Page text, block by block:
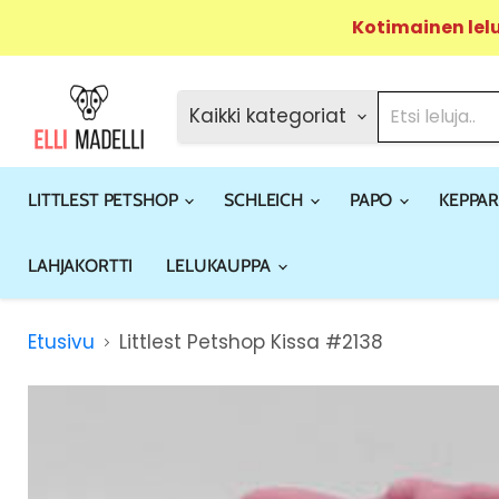
Kotimainen
Kaikki kategoriat
LITTLEST PETSHOP SCHLEICH PAPO
LAHJAKORTTI LELUKAUPPA
Etusivu Littlest Petshop Kissa #2138